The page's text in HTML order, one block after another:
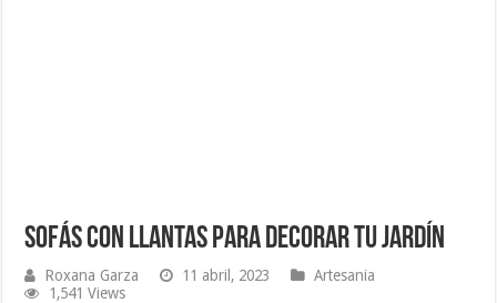
Sofás con Llantas para Decorar tu Jardín
Roxana Garza 11 abril, 2023
Artesania
1,541 Views